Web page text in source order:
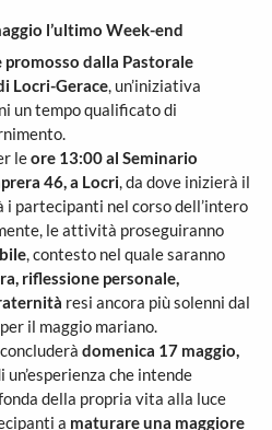
l’ultimo Week-end
dalla Pastorale
Locri-Gerace, un’iniziativa
un tempo qualificato di
leore 13:00 al Seminario
46, a Locri, da dove inizierà il
i partecipanti nel corso dell’intero
le attività proseguiranno
, contesto nel quale saranno
riflessione personale,
resi ancora più solenni dal
il maggio mariano.
domenica 17 maggio,
un’esperienza che intende
della propria vita alla luce
a maturare una maggiore